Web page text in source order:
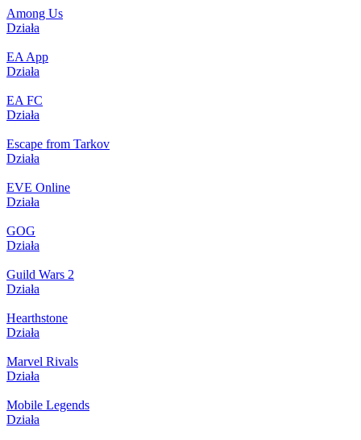
Among Us
Działa
EA App
Działa
EA FC
Działa
Escape from Tarkov
Działa
EVE Online
Działa
GOG
Działa
Guild Wars 2
Działa
Hearthstone
Działa
Marvel Rivals
Działa
Mobile Legends
Działa